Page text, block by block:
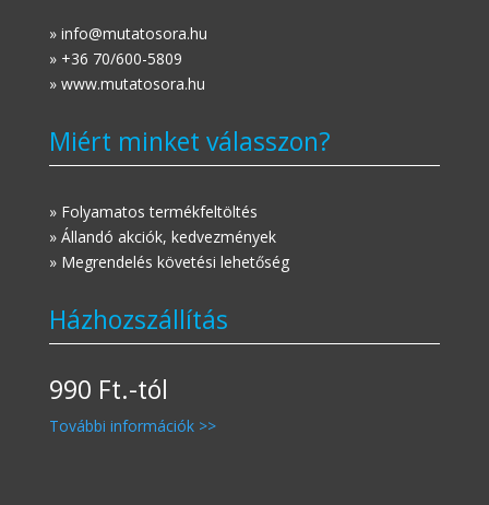
» info@mutatosora.hu
» +36 70/600-5809
» www.mutatosora.hu
Miért minket válasszon?
» Folyamatos termékfeltöltés
» Állandó akciók, kedvezmények
» Megrendelés követési lehetőség
Házhozszállítás
990 Ft.-tól
További információk >>